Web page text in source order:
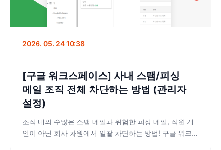
2026. 05. 24 10:38
[구글 워크스페이스] 사내 스팸/피싱
메일 조직 전체 차단하는 방법 (관리자
설정)
조직 내의 수많은 스팸 메일과 위험한 피싱 메일, 직원 개
인이 아닌 회사 차원에서 일괄 차단하는 방법! 구글 워크스